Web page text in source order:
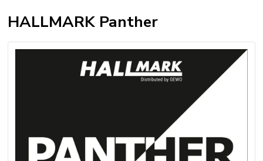
HALLMARK Panther